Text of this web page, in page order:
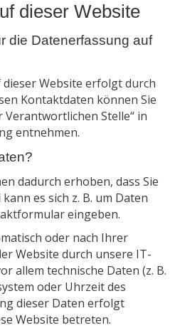
dieser Website
die Datenerfassung auf
Website erfolgt durch
Kontaktdaten können Sie
Verantwortlichen Stelle“ in
entnehmen.
dadurch erhoben, dass Sie
es sich z. B. um Daten
eingeben.
oder nach Ihrer
Website durch unsere IT-
allem technische Daten (z. B.
oder Uhrzeit des
dieser Daten erfolgt
Website betreten.